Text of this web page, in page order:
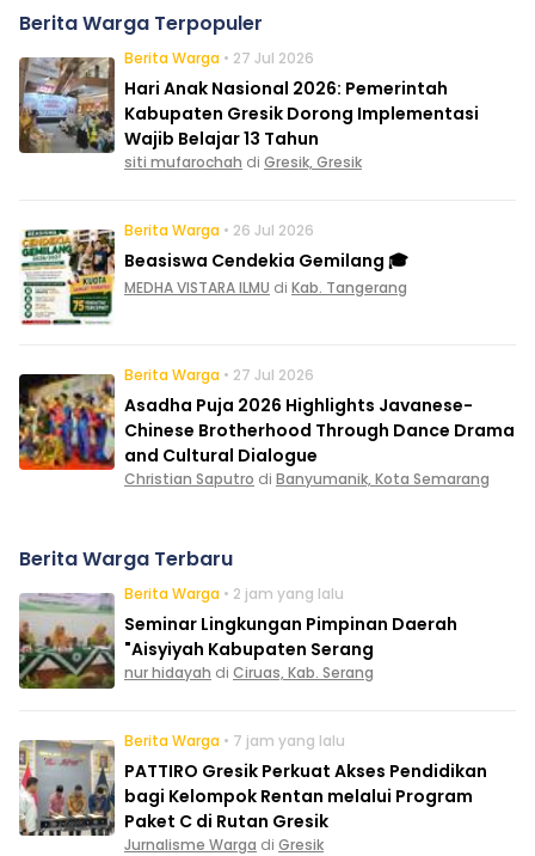
Berita Warga Terpopuler
Berita Warga • 27 Jul 2026
Hari Anak Nasional 2026: Pemerintah
Kabupaten Gresik Dorong Implementasi
Wajib Belajar 13 Tahun
siti mufarochah di Gresik, Gresik
Berita Warga • 26 Jul 2026
Beasiswa Cendekia Gemilang 🎓
MEDHA VISTARA ILMU di Kab. Tangerang
Berita Warga • 27 Jul 2026
Asadha Puja 2026 Highlights Javanese-
Chinese Brotherhood Through Dance Drama
and Cultural Dialogue
Christian Saputro di Banyumanik, Kota Semarang
Berita Warga Terbaru
Berita Warga • 2 jam yang lalu
Seminar Lingkungan Pimpinan Daerah
"Aisyiyah Kabupaten Serang
nur hidayah di Ciruas, Kab. Serang
Berita Warga • 7 jam yang lalu
PATTIRO Gresik Perkuat Akses Pendidikan
bagi Kelompok Rentan melalui Program
Paket C di Rutan Gresik
Jurnalisme Warga di Gresik